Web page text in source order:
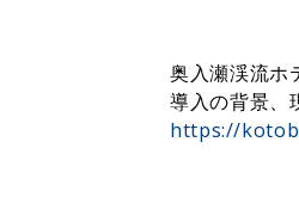
奥入瀬渓流ホ
導入の背景、
https://